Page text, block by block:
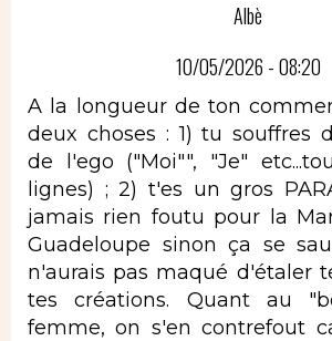
Albè
10/05/2026 - 08:20
A la longueur de ton
deux choses : 1) tu souffres
de l'ego ("Moi"", "Je"
lignes) ; 2) t'es un gros
jamais rien foutu pour la
Guadeloupe sinon ça se
n'aurais pas maqué d'étaler
tes créations. Quant au
femme, on s'en contrefout